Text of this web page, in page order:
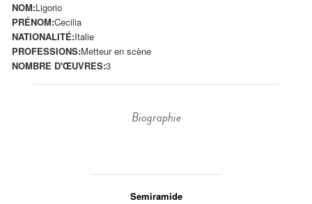
NOM:Ligorio
PRÉNOM:Cecilia
NATIONALITÉ:Italie
PROFESSIONS:Metteur en scène
NOMBRE D'ŒUVRES:3
Biographie
Semiramide